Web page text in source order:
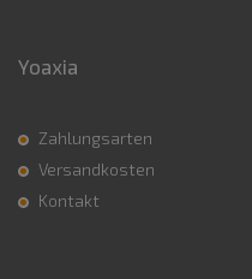
Yoaxia
Zahlungsarten
Versandkosten
Kontakt